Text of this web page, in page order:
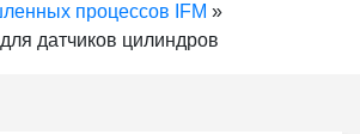
процессов IFM »
датчиков цилиндров